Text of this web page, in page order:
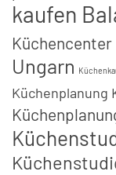
kaufen
Küchencenter
Ungarn
Küchenplanung